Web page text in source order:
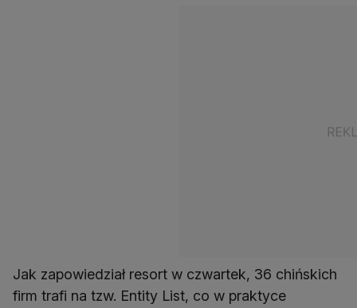
Jak zapowiedział resort w czwartek, 36 chińskich
firm trafi na tzw. Entity List, co w praktyce